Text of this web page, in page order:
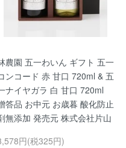
農園 五一わいん ギフト 五一
ンコード 赤 甘口 720ml & 五
ナイヤガラ 白 甘口 720ml
答品 お中元 お歳暮 酸化防止
無添加 発売元 株式会社片山
円(税325円)